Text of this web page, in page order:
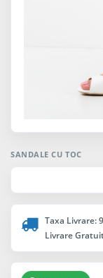
SANDALE CU TOC
Taxa Livrare:
Livrare